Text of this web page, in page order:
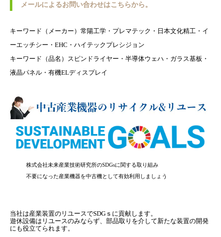
メールによるお問い合わせはこちらから。
キーワード（メーカー）常陽工学・プレマテック・日本文化精工・イ
ーエッチシー・EHC・ハイテックプレシジョン
キーワード（品名）スピンドライヤー・半導体ウェハ・ガラス基板・
液晶パネル・有機ELディスプレイ
株式会社未来産業技術研究所のSDGsに関する取り組み
不要になった産業機器を中古機として有効利用しましょう
当社は産業装置のリユースでSDGｓに貢献します。
遊休設備はリユースのみならず、部品取りを介して新たな装置の開発
にも役立てられます。